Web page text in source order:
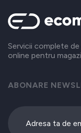
Servicii complete
online pentru
ABONARE